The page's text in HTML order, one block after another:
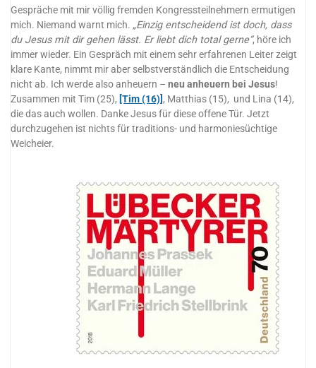
Gespräche mit mir völlig fremden Kongressteilnehmern ermutigen
mich. Niemand warnt mich. „Einzig entscheidend ist doch, dass
du Jesus mit dir gehen lässt. Er liebt dich total gerne“, höre ich
immer wieder. Ein Gespräch mit einem sehr erfahrenen Leiter zeigt
klare Kante, nimmt mir aber selbstverständlich die Entscheidung
nicht ab. Ich werde also anheuern –neu anheuern bei Jesus!
Zusammen mit Tim (25), [Tim (16)] , Matthias (15), und Lina (14),
die das auch wollen. Danke Jesus für diese offene Tür. Jetzt
durchzugehen ist nichts für traditions- und harmoniesüchtige
Weicheier.